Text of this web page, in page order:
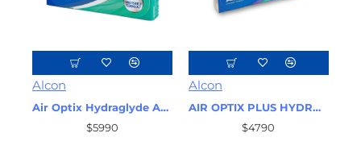
Alcon
Air Optix Hydraglyde Astigmatism
$5990
Alcon
AIR OPTIX PLUS HYDRAGLYDE
$4790